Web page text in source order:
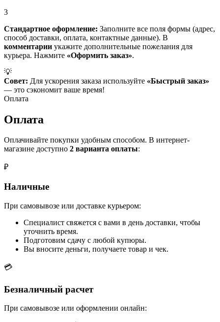
3
Стандартное оформление: Заполните все поля формы (адрес,
способ доставки, оплата, контактные данные). В
комментарии укажите дополнительные пожелания для
курьера. Нажмите «Оформить заказ».
💡
Совет: Для ускорения заказа используйте «Быстрый заказ»
— это сэкономит ваше время!
Оплата
Оплата
Оплачивайте покупки удобным способом. В интернет-
магазине доступно 2 варианта оплаты:
₽
Наличные
При самовывозе или доставке курьером:
Специалист свяжется с вами в день доставки, чтобы
уточнить время.
Подготовим сдачу с любой купюры.
Вы вносите деньги, получаете товар и чек.
💳
Безналичный расчет
При самовывозе или оформлении онлайн: